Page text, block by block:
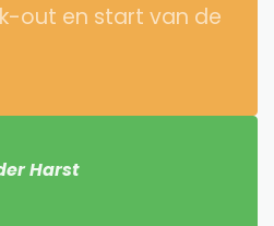
out en start van de
Harst